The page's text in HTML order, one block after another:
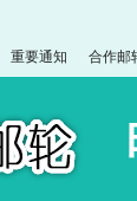
重要通知 合作邮